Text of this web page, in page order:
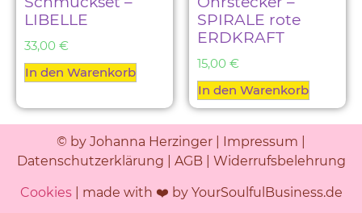
LIBELLE
33,00 €
In den Warenkorb
SPIRALE rote
ERDKRAFT
15,00 €
In den Warenkorb
© by Johanna Herzinger | Impressum
Datenschutzerklärung
AGB Widerrufsbelehrung
Cookies| made with ❤️ by YourSoulfulBusiness.de